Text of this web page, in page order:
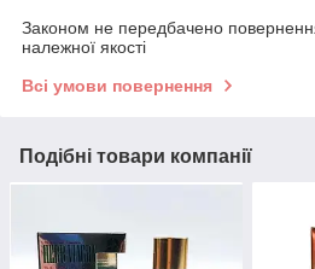
Законом не передбачено
належної якості
Всі умови повернення
Подібні товари компанії